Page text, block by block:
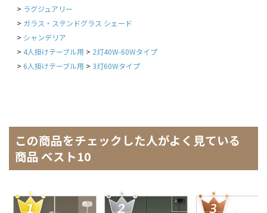
ラグジュアリー
ガラス・ステンドグラス シェード
シャンデリア
4人掛けテーブル用
2灯40W-60Wタイプ
6人掛けテーブル用
3灯60Wタイプ
この商品をチェックした人がよく見ている
商品 ベスト10